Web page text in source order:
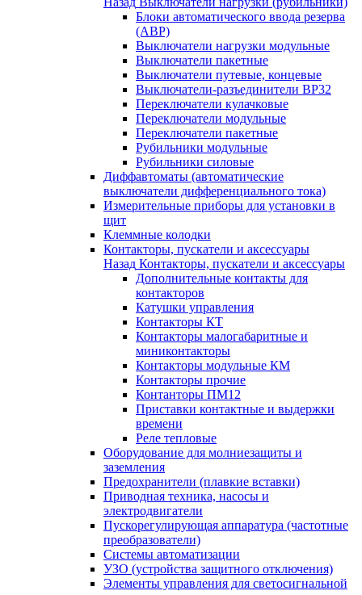
Блоки автоматического ввода резерва
(АВР)
Выключатели нагрузки модульные
Выключатели пакетные
Выключатели путевые, концевые
Выключатели-разъединители ВР32
Переключатели кулачковые
Переключатели модульные
Переключатели пакетные
Рубильники модульные
Рубильники силовые
Диффавтоматы (автоматические
выключатели дифференциального тока)
Измерительные приборы для установки в
щит
Клеммные колодки
Контакторы, пускатели и аксессуары
Назад Контакторы, пускатели и аксессуары
Дополнительные контакты для
контакторов
Катушки управления
Контакторы КТ
Контакторы малогабаритные и
миниконтакторы
Контакторы модульные КМ
Контакторы прочие
Контанторы ПМ12
Приставки контактные и выдержки
времени
Реле тепловые
Оборудование для молниезащиты и
заземления
Предохранители (плавкие вставки)
Приводная техника, насосы и
электродвигатели
Пускорегулирующая аппаратура (частотные
преобразователи)
Системы автоматизации
УЗО (устройства защитного отключения)
Элементы управления для светосигнальной